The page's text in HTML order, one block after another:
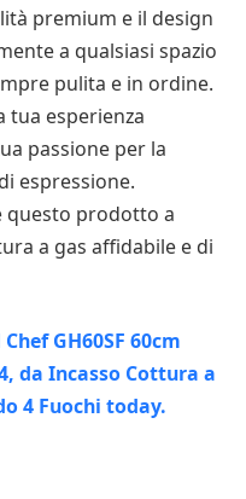
premium e il design
a qualsiasi spazio
pulita e in ordine.
tua esperienza
passione per la
espressione.
questo prodotto a
a gas affidabile e di